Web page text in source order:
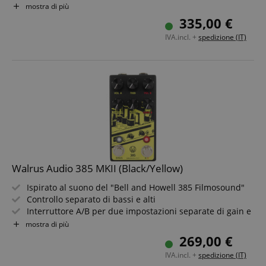
Overdub illimitati, fino a 3 min per loop
Funzionamento intuitivo senza menu nascosti
Riproduzione reverse e velocità variabile per ogni canale
MIDI & USB-C per controllo moderno e aggiornamenti
mostra di più
335,00 €
IVA.incl. + spedizione (IT)
Walrus Audio 385 MKII (Black/Yellow)
Ispirato al suono del "Bell and Howell 385 Filmosound"
Controllo separato di bassi e alti
Interruttore A/B per due impostazioni separate di gain e
volume
Interruttore 385+ aggiunge un ulteriore stadio di
Interruttore True Bypass a relè soft-touch
mostra di più
269,00 €
IVA.incl. + spedizione (IT)